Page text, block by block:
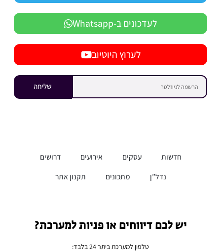
לעדכונים ב-Whatsapp
לערוץ היוטיוב
שליחה
חדשות עסקים אירועים
דרושים
נדל”ן
מתכונים תקנון אתר
יש לכם דיווחים או פניות למערכת?
טלפון למערכת ביתר 24 בלבד: